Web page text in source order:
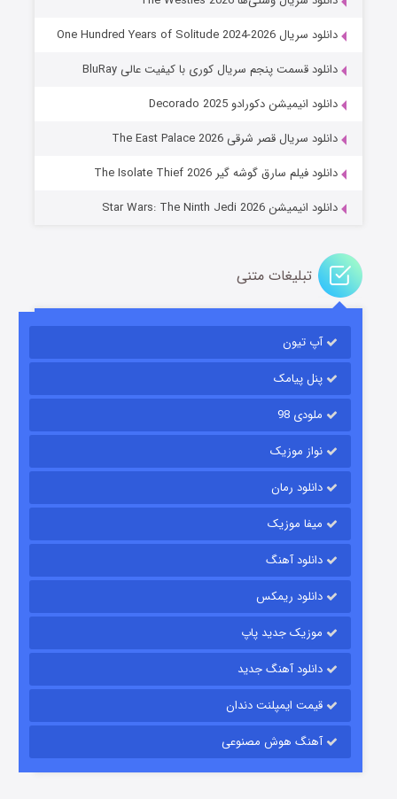
خاندان اژدها فصل ۳
قسمت۶ (زیرنویس) منتشر شد
قسمت
دانلود سریال One Hundred Years of Solitude 2024-2026
دانلود قسمت پنجم سریال کوری با کیفیت عالی BluRay
دانلود انیمیشن دکورادو Decorado 2025
دانلود سریال قصر شرقی The East Palace 2026
دانلود فیلم سارق گوشه گیر The Isolate Thief 2026
دانلود انیمیشن Star Wars: The Ninth Jedi 2026
تبلیغات متنی
آپ تیون
پنل پیامک
ملودی 98
نواز موزیک
دانلود رمان
میفا موزیک
دانلود آهنگ
دانلود ریمکس
موزیک جدید پاپ
دانلود آهنگ جدید
قیمت ایمپلنت دندان
آهنگ هوش مصنوعی